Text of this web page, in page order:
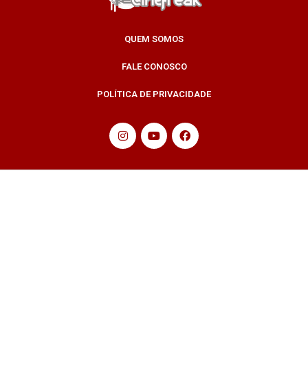
QUEM SOMOS
FALE CONOSCO
POLÍTICA DE PRIVACIDADE